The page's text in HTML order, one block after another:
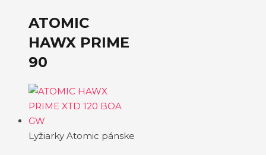
ATOMIC
HAWX PRIME
90
Lyžiarky Atomic pánske